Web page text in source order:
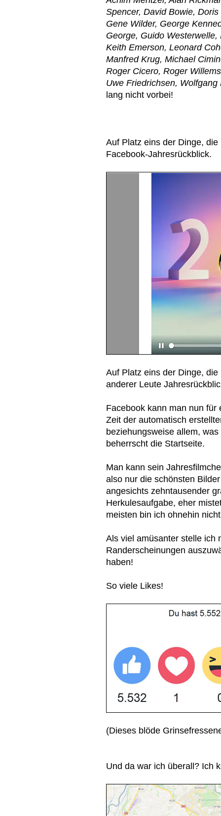
Spencer, David Bowie,
Gene Wilder, George
George, Guido
Keith Emerson, Leonard
Manfred Krug, Michael
Roger Cicero, Roger
Uwe Friedrichsen, Wolfgang
lang nicht vorbei!
Auf Platz eins der Dinge,
Facebook-Jahresrückblick.
Auf Platz eins der Dinge,
anderer Leute
Facebook kann man nun für
Zeit der automatisch
beziehungsweise allem,
beherrscht die Startseite.
Man kann sein
also nur die schönsten
angesichts zehntausender
Herkulesaufgabe, eher
meisten bin ich ohnehin
Als viel amüsanter stelle ich
Randerscheinungen
haben!
So viele Likes!
(Dieses blöde
Und da war ich überall? Ich